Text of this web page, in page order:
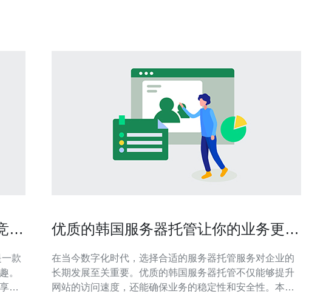
速
。
极
优质的韩国服务器托管让你的业务更稳
在当今数字化时代，选择合适的服务器托管服务对企业的
长期发展至关重要。优质的韩国服务器托管不仅能够提升
网站的访问速度，还能确保业务的稳定性和安全性。本文